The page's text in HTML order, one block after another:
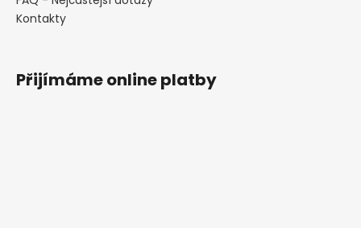
Kontakty
Přijímáme online platby